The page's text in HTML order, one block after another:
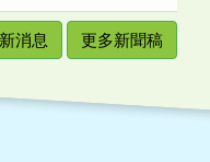
消息 更多新聞稿